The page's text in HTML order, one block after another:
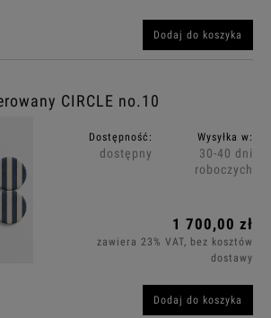
Dodaj do koszyka
CIRCLE no.10
Dostępność:
dostępny
Wysyłka w:
30-40 dni
roboczych
1 700,00 zł
zawiera 23% VAT, bez kosztów
dostawy
Dodaj do koszyka